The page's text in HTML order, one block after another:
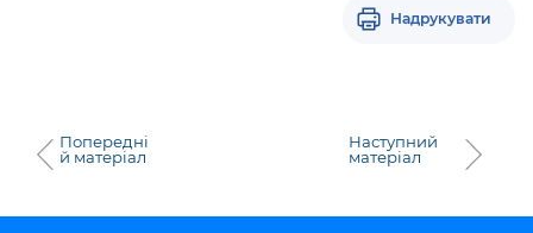
Надрукувати
Попередні
й матеріал
Наступний
матеріал